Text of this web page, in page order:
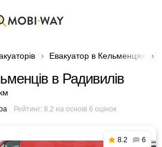
Евакуатор в Кельменцях
в Радивилів
Рейтинг: 8.2 на основі 6 оцінок
8.2 6